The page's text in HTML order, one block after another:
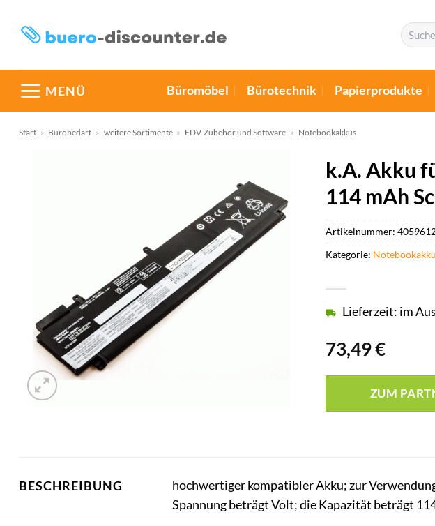
Inhalt
springen
Suchen
nach:
MENÜ Büromöbel Bürotechnik Papierprodukte
Start » Bürobedarf » weitere Sortimente » EDV-Zubehör und Software » Notebookakkus
k.A. Akku
114 mAh
73,49€
Lieferzeit: im
ZUM
Artikelnummer:
Kategorie:
BESCHREIBUNG
hochwertiger kompatibler Akku; zur
Spannung beträgt Volt; die Kapazität beträgt